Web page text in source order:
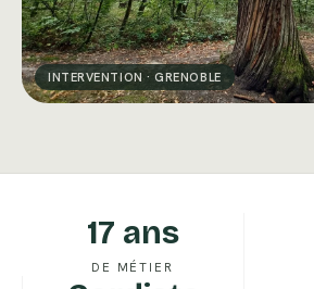
INTERVENTION · GRENOBLE
17 ans
DE MÉTIER